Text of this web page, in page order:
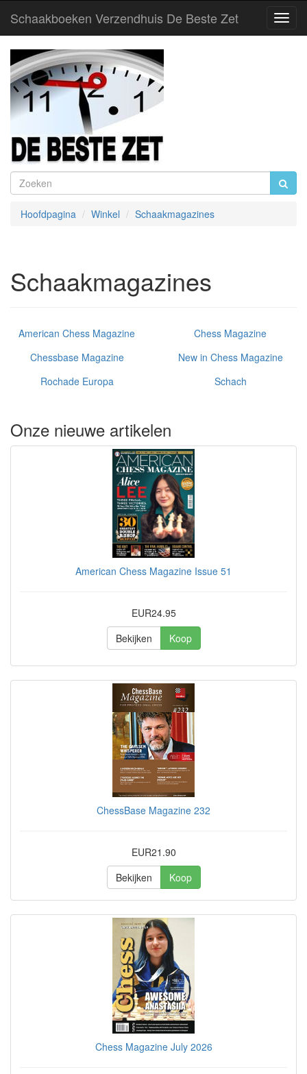
Schaakboeken Verzendhuis De Beste Zet
Hoofdpagina Winkel Schaakmagazines
Schaakmagazines
American Chess Magazine
Chess Magazine
Chessbase Magazine
New in Chess Magazine
Rochade Europa
Schach
Onze nieuwe artikelen
American Chess Magazine Issue 51
EUR24.95
Bekijken
Koop
ChessBase Magazine 232
EUR21.90
Bekijken
Koop
Chess Magazine July 2026